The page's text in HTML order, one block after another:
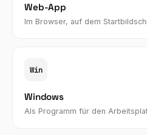
Web-App
Im Browser, auf dem
Win
Windows
Als Programm für den